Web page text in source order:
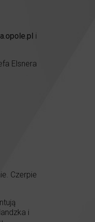
i
Elsnera
Czerpie
i